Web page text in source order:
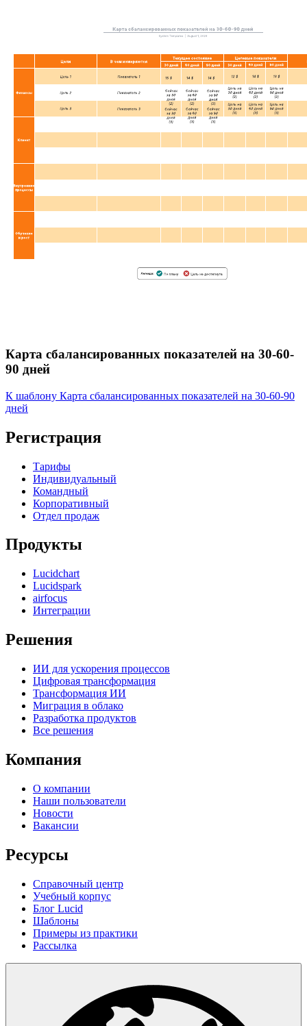
Карта сбалансированных показателей на 30-60-
90 дней
К шаблону Карта сбалансированных показателей на 30-60-90
дней
Регистрация
Тарифы
Индивидуальный
Командный
Корпоративный
Отдел продаж
Продукты
Lucidchart
Lucidspark
airfocus
Интеграции
Решения
ИИ для ускорения процессов
Цифровая трансформация
Трансформация ИИ
Миграция в облако
Разработка продуктов
Все решения
Компания
О компании
Наши пользователи
Новости
Вакансии
Ресурсы
Справочный центр
Учебный корпус
Блог Lucid
Шаблоны
Примеры из практики
Рассылка